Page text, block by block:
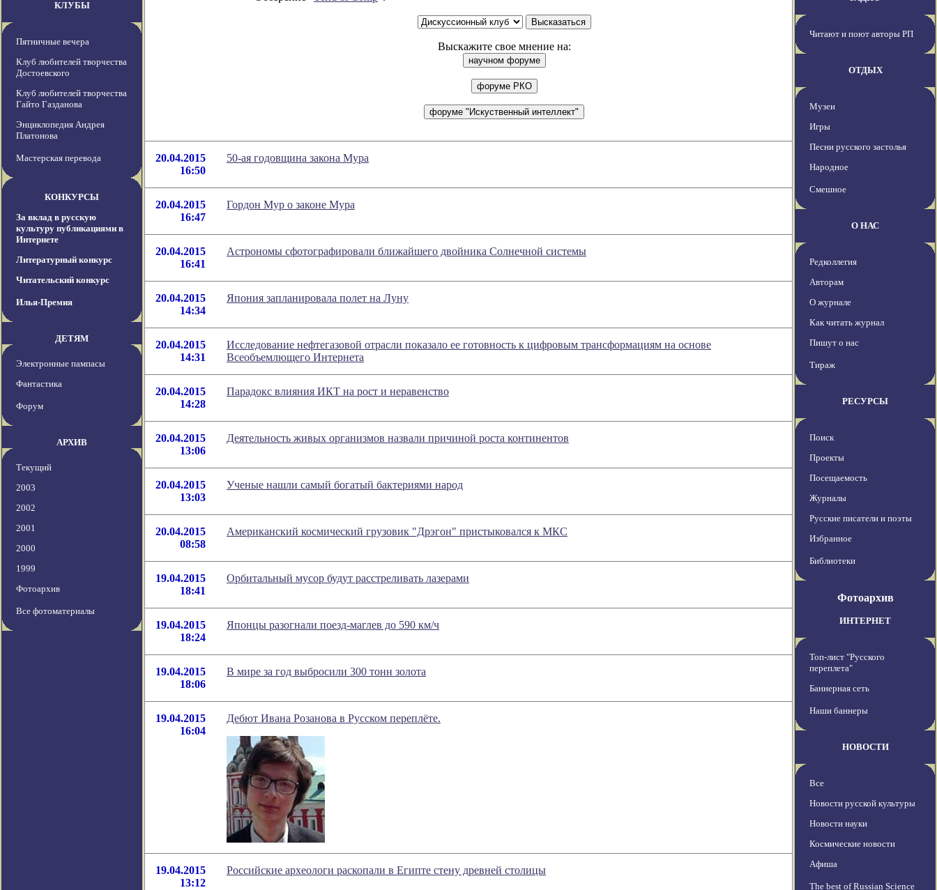
КЛУБЫ
Пятничные вечера
Клуб любителей творчества
Достоевского
Клуб любителей творчества
Гайто Газданова
Энциклопедия Андрея
Платонова
Мастерская перевода
КОНКУРСЫ
За вклад в русскую
культуру публикациями в
Интернете
Литературный конкурс
Читательский конкурс
Илья-Премия
ДЕТЯМ
Электронные пампасы
Фантастика
Форум
АРХИВ
Текущий
2003
2002
2001
2000
1999
Фотоархив
Все фотоматериалы
Выскажите свое мнение на:
20.04.2015
16:50
50-ая годовщина закона Мура
20.04.2015
16:47
Гордон Мур о законе Мура
20.04.2015
16:41
Астрономы сфотографировали ближайшего двойника Солнечной системы
20.04.2015
14:34
Япония запланировала полет на Луну
20.04.2015
14:31
Исследование нефтегазовой отрасли показало ее готовность к цифровым трансформациям на основе
Всеобъемлющего Интернета
20.04.2015
14:28
Парадокс влияния ИКТ на рост и неравенство
20.04.2015
13:06
Деятельность живых организмов назвали причиной роста континентов
20.04.2015
13:03
Ученые нашли самый богатый бактериями народ
20.04.2015
08:58
Американский космический грузовик "Дрэгон" пристыковался к МКС
19.04.2015
18:41
Орбитальный мусор будут расстреливать лазерами
19.04.2015
18:24
Японцы разогнали поезд-маглев до 590 км/ч
19.04.2015
18:06
В мире за год выбросили 300 тонн золота
19.04.2015
16:04
Дебют Ивана Розанова в Русском переплёте.
19.04.2015
13:12
Российские археологи раскопали в Египте стену древней столицы
Читают и поют авторы РП
ОТДЫХ
Музеи
Игры
Песни русского застолья
Народное
Смешное
О НАС
Редколлегия
Авторам
О журнале
Как читать журнал
Пишут о нас
Тираж
РЕСУРСЫ
Поиск
Проекты
Посещаемость
Журналы
Русские писатели и поэты
Избранное
Библиотеки
Фотоархив
ИНТЕРНЕТ
Топ-лист "Русского
переплета"
Баннерная сеть
Наши баннеры
НОВОСТИ
Все
Новости русской культуры
Новости науки
Космические новости
Афиша
The best of Russian Science